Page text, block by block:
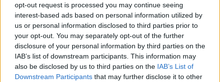
opt-out request is processed you may continue seeing
interest-based ads based on personal information utilized by
us or personal information disclosed to third parties prior to
your opt-out. You may separately opt-out of the further
disclosure of your personal information by third parties on the
IAB’s list of downstream participants. This information may
also be disclosed by us to third parties on the IAB’s List of
Downstream Participants that may further disclose it to other
Puoi abbonarti asoli € 1,10 al mese
cliccandoqui
Sei già abbonato?
Puoi effettuare l'accesso andando nella